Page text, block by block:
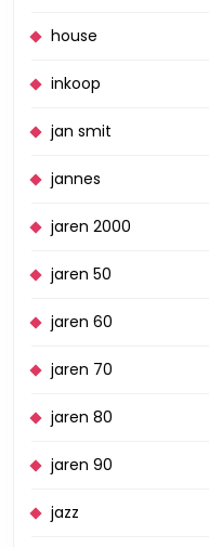
house
inkoop
jan smit
jannes
jaren 2000
jaren 50
jaren 60
jaren 70
jaren 80
jaren 90
jazz